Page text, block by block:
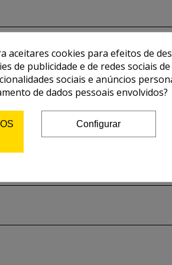
aceitares cookies para efeitos de
de publicidade e de redes sociais
sociais e anúncios
de dados pessoais envolvidos?
Configurar